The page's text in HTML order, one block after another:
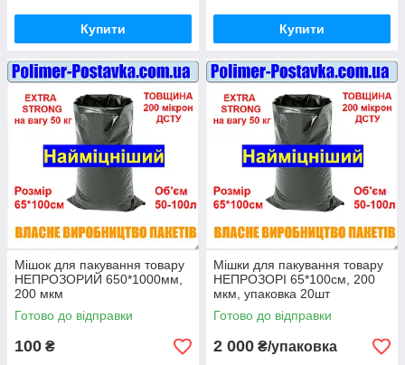
Купити Купити
Мішок для пакування товару
НЕПРОЗОРИЙ 650*1000мм,
200 мкм
Готово до відправки
100 ₴
Мішки для пакування товару
НЕПРОЗОРІ 65*100см, 200
мкм, упаковка 20шт
Готово до відправки
2 000 ₴/упаковка